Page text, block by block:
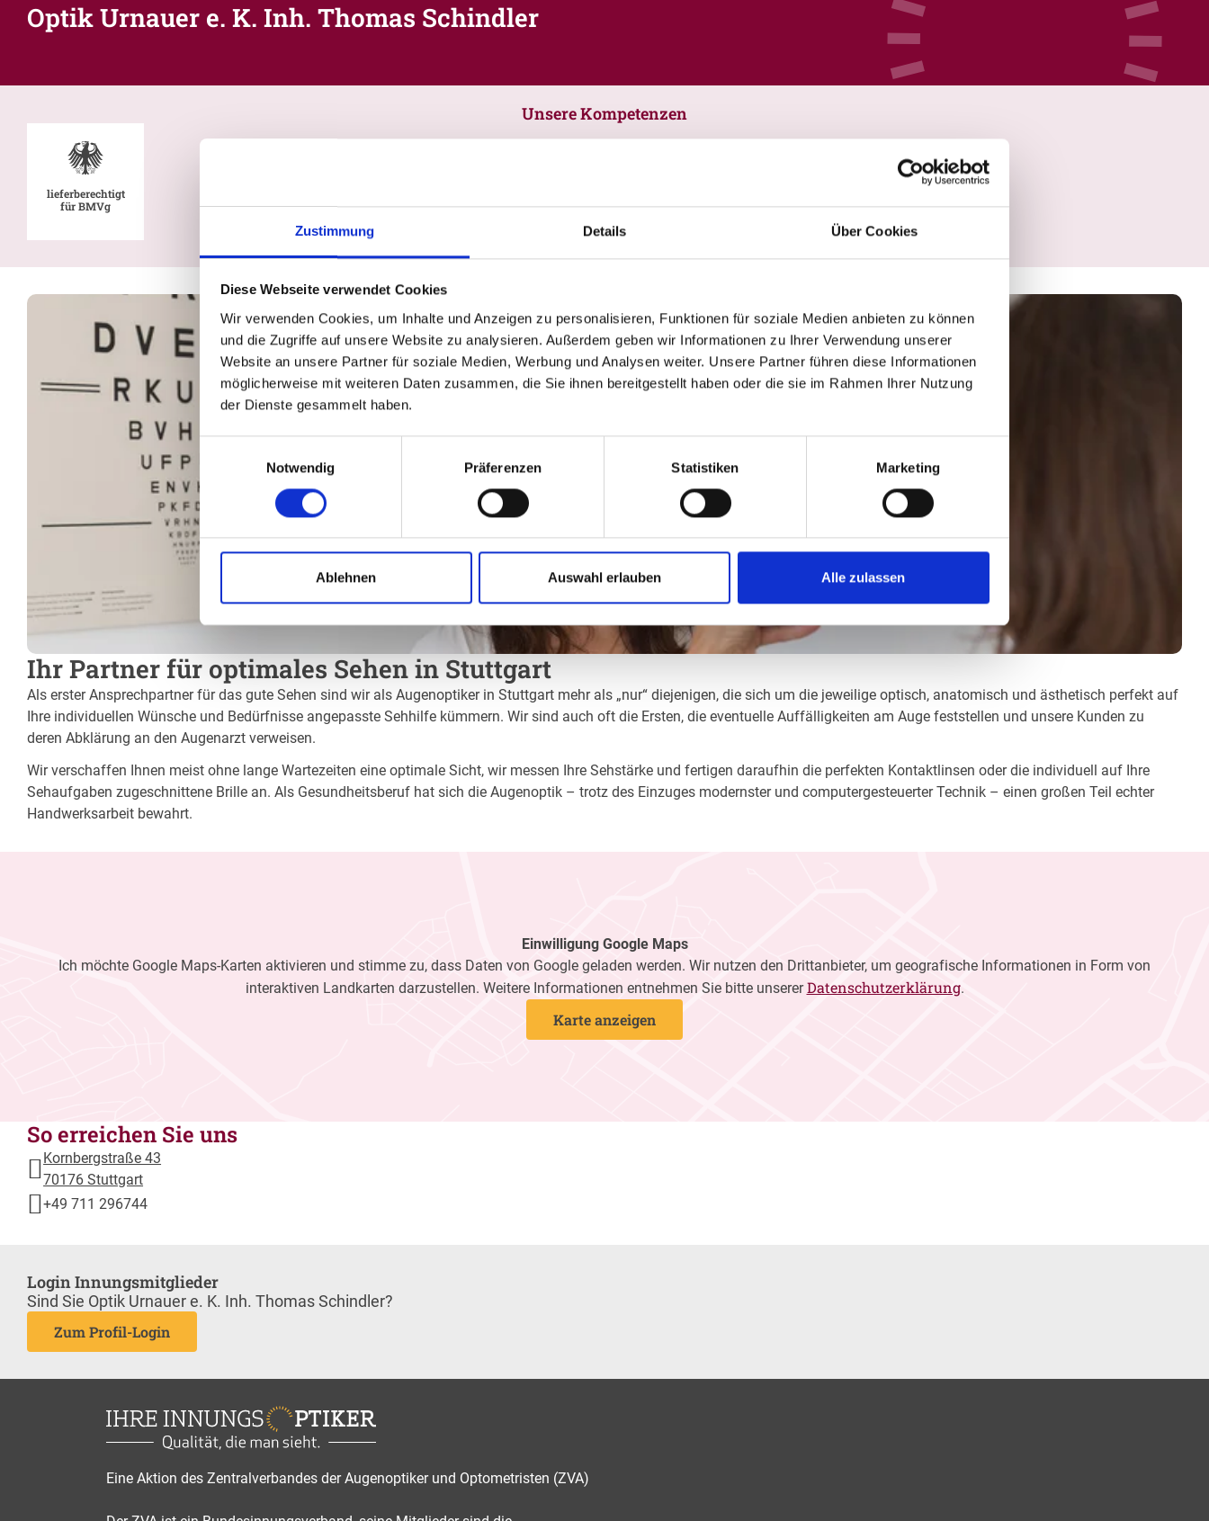
Zustimmung Details Über Cookies
Diese Webseite verwendet Cookies
Wir verwenden Cookies, um Inhalte und Anzeigen zu personalisieren, Funktionen für soziale Medien anbieten zu können
und die Zugriffe auf unsere Website zu analysieren. Außerdem geben wir Informationen zu Ihrer Verwendung unserer
Website an unsere Partner für soziale Medien, Werbung und Analysen weiter. Unsere Partner führen diese Informationen
möglicherweise mit weiteren Daten zusammen, die Sie ihnen bereitgestellt haben oder die sie im Rahmen Ihrer Nutzung
der Dienste gesammelt haben.
Notwendig
Präferenzen Statistiken Marketing
Ablehnen Auswahl erlauben Alle zulassen
Optik Urnauer e. K. Inh. Thomas Schindler
Unsere Kompetenzen
lieferberechtigt
für BMVg
Ihr Partner für optimales Sehen in Stuttgart
Als erster Ansprechpartner für das gute Sehen sind wir als Augenoptiker in Stuttgart mehr als „nur“ diejenigen, die sich um die jeweilige optisch, anatomisch und ästhetisch perfekt auf
Ihre individuellen Wünsche und Bedürfnisse angepasste Sehhilfe kümmern. Wir sind auch oft die Ersten, die eventuelle Auffälligkeiten am Auge feststellen und unsere Kunden zu
deren Abklärung an den Augenarzt verweisen.
Wir verschaffen Ihnen meist ohne lange Wartezeiten eine optimale Sicht, wir messen Ihre Sehstärke und fertigen daraufhin die perfekten Kontaktlinsen oder die individuell auf Ihre
Sehaufgaben zugeschnittene Brille an. Als Gesundheitsberuf hat sich die Augenoptik – trotz des Einzuges modernster und computergesteuerter Technik – einen großen Teil echter
Handwerksarbeit bewahrt.
Einwilligung Google Maps
Ich möchte Google Maps-Karten aktivieren und stimme zu, dass Daten von Google geladen werden. Wir nutzen den Drittanbieter, um geografische Informationen in Form von
interaktiven Landkarten darzustellen. Weitere Informationen entnehmen Sie bitte unsererDatenschutzerklärung.
Karte anzeigen
So erreichen Sie uns
Kornbergstraße 43
70176 Stuttgart
+49 711 296744
Login Innungsmitglieder
Sind Sie Optik Urnauer e. K. Inh. Thomas Schindler?
Zum Profil-Login
Eine Aktion des Zentralverbandes der Augenoptiker und Optometristen (ZVA)